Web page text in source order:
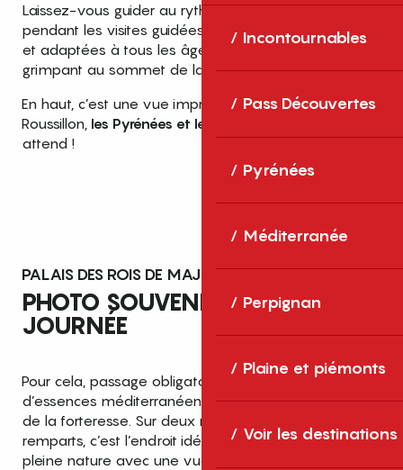
Incontournables
Pass Découvertes
Pyrénées
Méditerranée
Perpignan
Plaine et piémonts
Voir les destinations
Laissez-vous guider au rythme des anecdotes
pendant les visites guidées organisées tous les jours
et adaptées à tous les âges. Terminez votre visite en
grimpant au sommet de la tour de l’hommage.
En haut, c’est une vue imprenable sur la plaine du
Roussillon, les Pyrénées et le Pic du Canigou
attend !
PALAIS DES ROIS DE MAJORQUE
PHOTO SOUVENIR DE LA
JOURNÉE
Pour cela, passage obligatoire par les jardins
d’essences méditerranéennes situés dans l’enceinte
de la forteresse. Sur deux niveaux au-dessus des
remparts, c’est l’endroit idéal pour flâner librement en
pleine nature avec une vue panoramique